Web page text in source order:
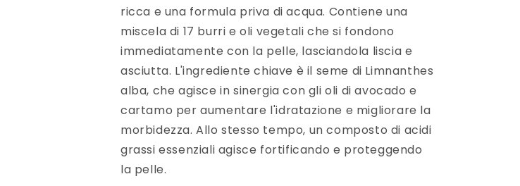
ricca e una formula priva di acqua. Contiene una
miscela di 17 burri e oli vegetali che si fondono
immediatamente con la pelle, lasciandola liscia e
asciutta. L'ingrediente chiave è il seme di Limnanthes
alba, che agisce in sinergia con gli oli di avocado e
cartamo per aumentare l'idratazione e migliorare la
morbidezza. Allo stesso tempo, un composto di acidi
grassi essenziali agisce fortificando e proteggendo
la pelle.